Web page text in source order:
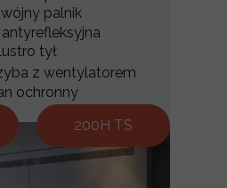
200H TS
palnik
lustro tył
z wentylatorem
ochronny